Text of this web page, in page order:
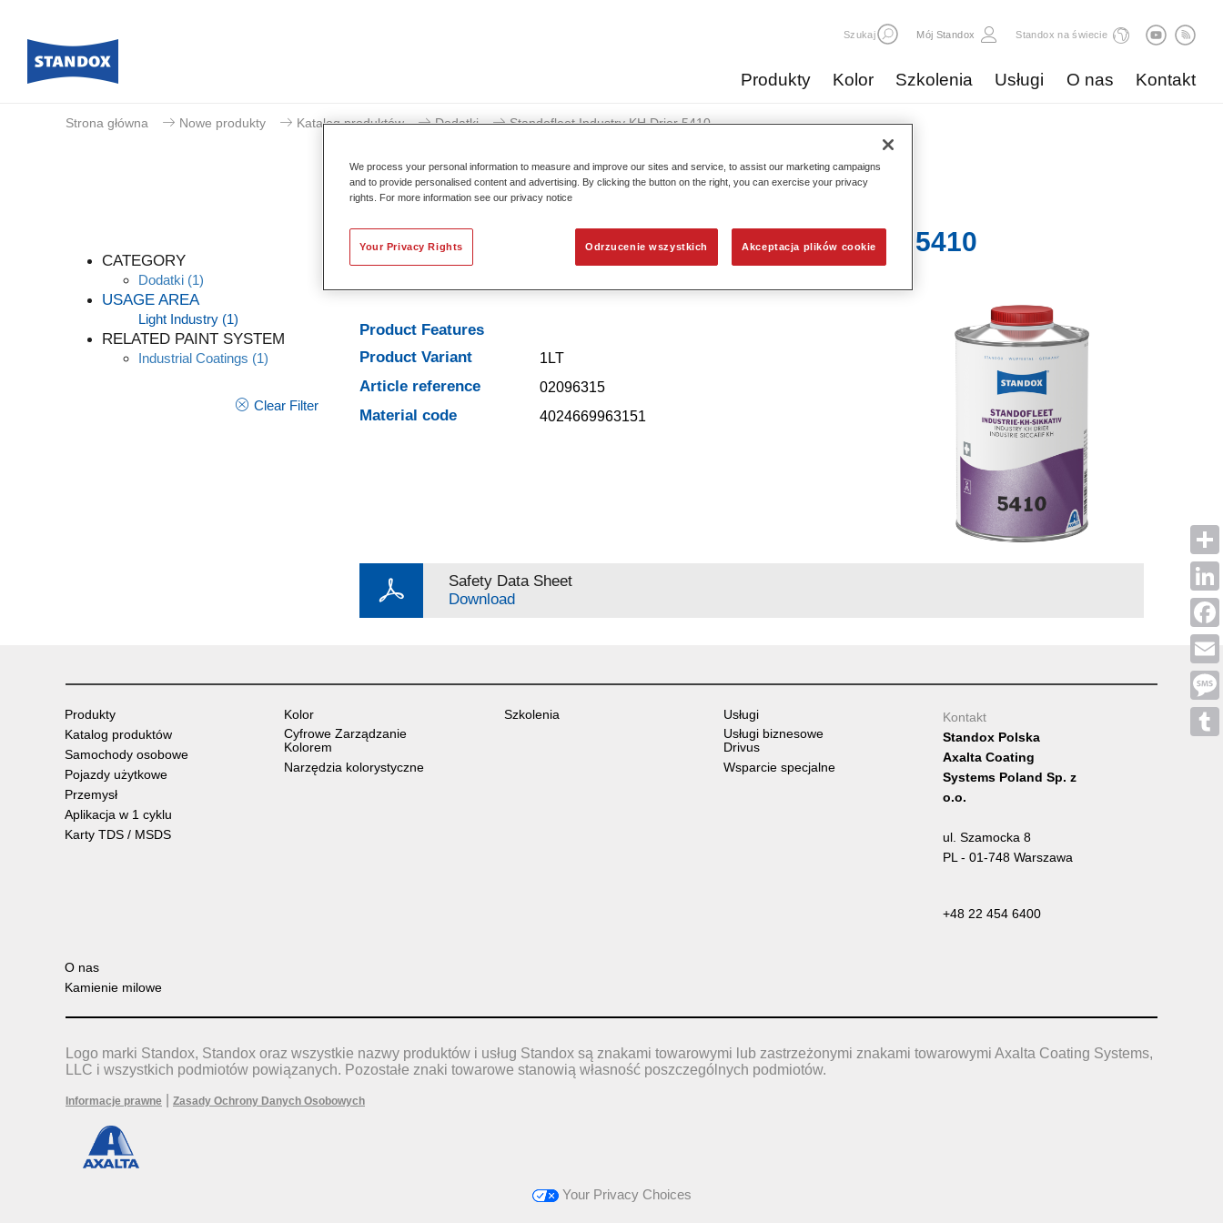
Szukaj Mój Standox Standox na świecie
Produkty Kolor Szkolenia Usługi O nas Kontakt
Email
Strona główna Nowe produkty Katalog produktów Dodatki Standofleet Industry KH Drier 5410​
CATEGORY
Dodatki (1)
USAGE AREA
Light Industry (1)
RELATED PAINT SYSTEM
Industrial Coatings (1)
Clear Filter
Standofleet Industry KH Drier 5410​
Product Features
Product Variant
1LT
Article reference 02096315
Material code 4024669963151
Safety Data Sheet
Download
Produkty
Katalog produktów
Samochody osobowe
Pojazdy użytkowe
Przemysł
Aplikacja w 1 cyklu
Karty TDS / MSDS
Kolor
Cyfrowe Zarządzanie
Kolorem
Narzędzia kolorystyczne
Szkolenia
Usługi
Usługi biznesowe
Drivus
Wsparcie specjalne
O nas
Kamienie milowe
Kontakt
Standox Polska
Axalta Coating
Systems Poland Sp. z
o.o.
ul. Szamocka 8
PL - 01-748 Warszawa
+48 22 454 6400
Logo marki Standox, Standox oraz wszystkie nazwy produktów i usług Standox są znakami towarowymi lub zastrzeżonymi znakami towarowymi Axalta Coating Systems,
LLC i wszystkich podmiotów powiązanych. Pozostałe znaki towarowe stanowią własność poszczególnych podmiotów.
Informacje prawne Zasady Ochrony Danych Osobowych
Your Privacy Choices
We process your personal information to measure and improve our sites and service, to assist our marketing campaigns
and to provide personalised content and advertising. By clicking the button on the right, you can exercise your privacy
rights. For more information see our privacy notice
Odrzucenie wszystkich Akceptacja plików cookie
Your Privacy Rights